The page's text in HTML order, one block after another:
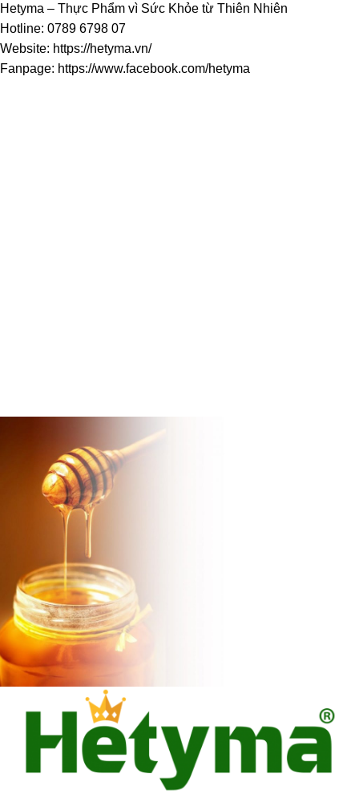
Hetyma – Thực Phẩm vì Sức Khỏe từ Thiên Nhiên
Hotline: 0789 6798 07
Website: https://hetyma.vn/
Fanpage: https://www.facebook.com/hetyma